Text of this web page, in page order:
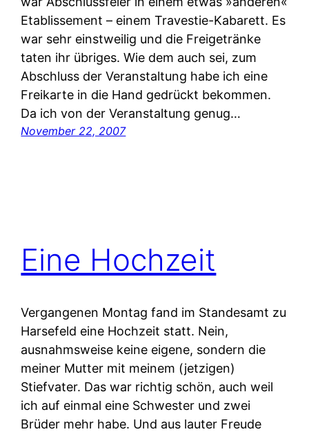
Etablissement – einem Travestie-Kabarett. Es
war sehr einstweilig und die Freigetränke
taten ihr übriges. Wie dem auch sei, zum
Abschluss der Veranstaltung habe ich eine
Freikarte in die Hand gedrückt bekommen.
Da ich von der Veranstaltung genug…
November 22, 2007
Eine Hochzeit
Vergangenen Montag fand im Standesamt zu
Harsefeld eine Hochzeit statt. Nein,
ausnahmsweise keine eigene, sondern die
meiner Mutter mit meinem (jetzigen)
Stiefvater. Das war richtig schön, auch weil
ich auf einmal eine Schwester und zwei
Brüder mehr habe. Und aus lauter Freude